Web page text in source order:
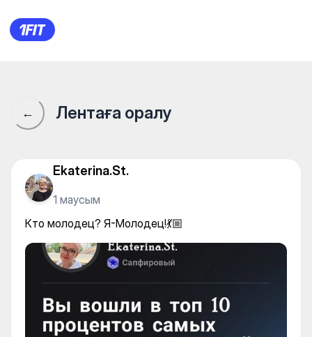
Кто молодец? Я-
← Лентаға оралу
Ekaterina.St.
1 маусым
Кто молодец? Я-Молодец!💃🏼